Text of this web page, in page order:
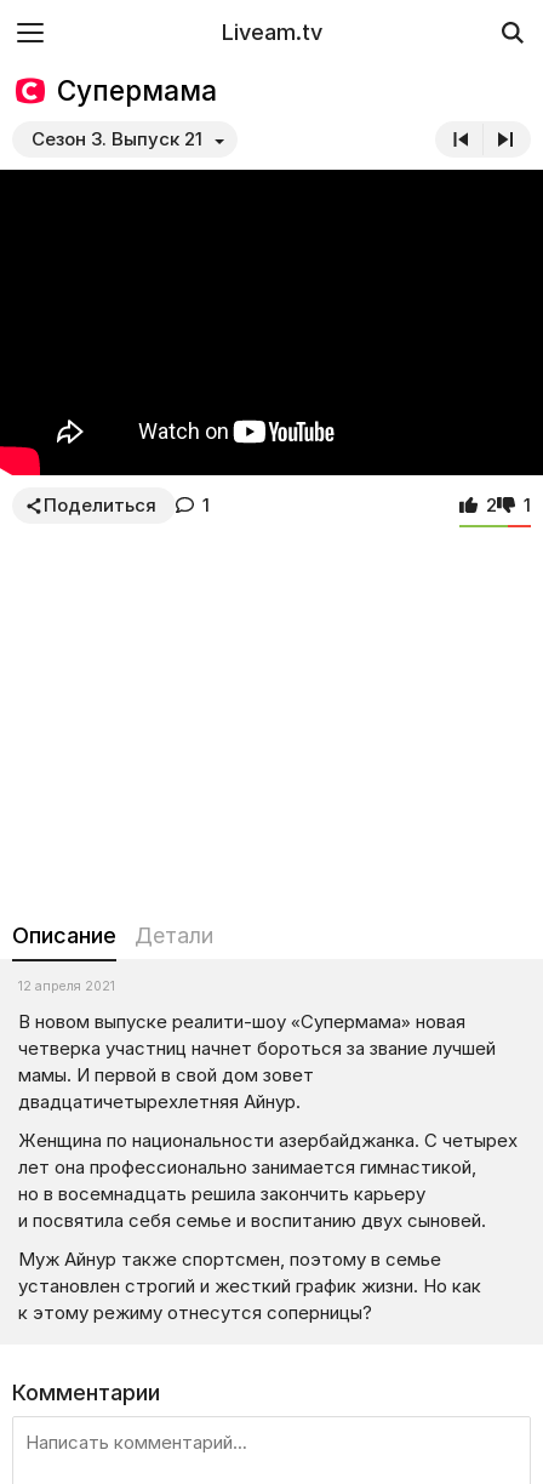
Liveam.tv
Супермама
Сезон 3. Выпуск 21
Поделиться 1 2 1
Описание Детали
12 апреля 2021
В новом выпуске реалити-шоу «Супермама» новая
четверка участниц начнет бороться за звание лучшей
мамы. И первой в свой дом зовет
двадцатичетырехлетняя Айнур.
Женщина по национальности азербайджанка. С четырех
лет она профессионально занимается гимнастикой,
но в восемнадцать решила закончить карьеру
и посвятила себя семье и воспитанию двух сыновей.
Муж Айнур также спортсмен, поэтому в семье
установлен строгий и жесткий график жизни. Но как
к этому режиму отнесутся соперницы?
Комментарии